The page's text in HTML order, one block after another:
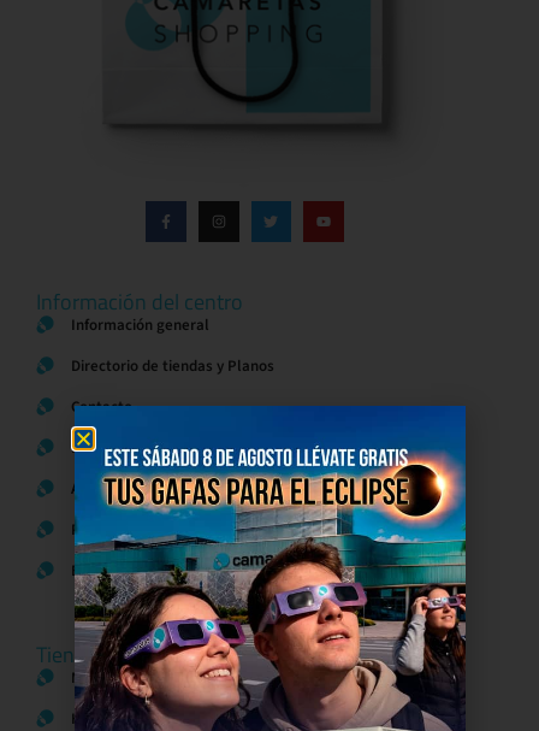
Información del centro
Información general
Directorio de tiendas y Planos
Contacto
Política de Privacidad
Aviso Legal
Política de Cookies
Bases legales Concursos y Promociones
Tiendas
Moda
Hogar y Alimentación